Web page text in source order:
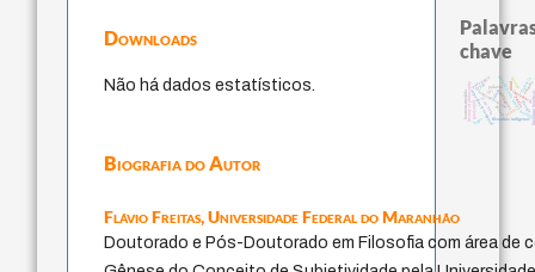
Downloads
Não há dados estatísticos.
Biografia do Autor
Flávio Freitas,Universidade Federal do Maranhão
Doutorado e Pós-Doutorado em Filosofia com área de
chave
fundamentalismo
jacobi
protágoras
experiência temporalmetafísica do tempo
género
idade intolerância
history of philosophy
homem-medida filosofias indígenas
j.c.m. neto
palavra
perdón
leyes violencia
guayaquil
logos
pedagogia
lei
desejo
bataille
mindtherapy animais